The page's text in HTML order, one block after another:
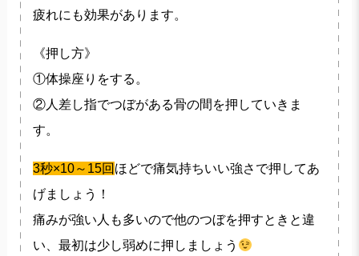
疲れにも効果があります。
《押し方》
①体操座りをする。
②人差し指でつぼがある骨の間を押していきま
す。
3秒×10～15回 ほどで痛気持ちいい強さで押してあ
げましょう！
痛みが強い人も多いので他のつぼを押すときと違
い、最初は少し弱めに押しましょう